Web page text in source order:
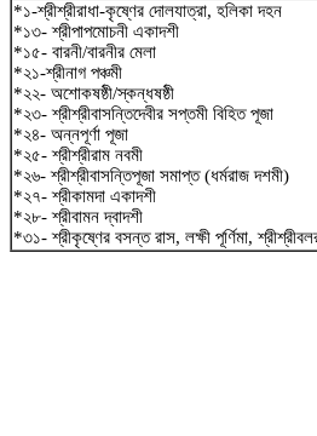
*১-শ্রীশ্রীরাধা-কৃষ্ণের দোলযাত্রা, হলিকা দহন
*১৩- শ্রীপাপমোচনী একাদশী
*১৫- বারনী/বারনীর মেলা
*২১-শ্রীনাগ পঞ্চমী
*২২- অশোকষষ্ঠী/স্কন্ধষষ্ঠী
*২৩- শ্রীশ্রীবাসন্তিদেবীর সপ্তমী বিহিত পূজা
*২৪- অন্নপূর্ণা পূজা
*২৫- শ্রীশ্রীরাম নবমী
*২৬- শ্রীশ্রীবাসন্তিপূজা সমাপ্ত (ধর্মরাজ দশমী)
*২৭- শ্রীকামদা একাদশী
*২৮- শ্রীবামন দ্বাদশী
*৩১- শ্রীকৃষ্ণের বসন্ত রাস, লক্ষী পূর্ণিমা,